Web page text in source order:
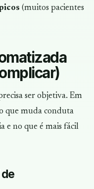
(muitos pacientes
ser objetiva. Em
que muda conduta
e no que é mais fácil
de